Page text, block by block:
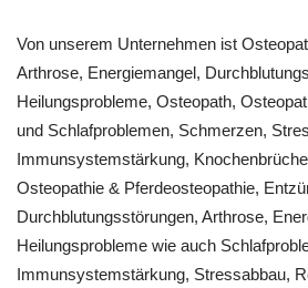
Von unserem Unternehmen ist
Arthrose, Energiemangel,
Heilungsprobleme, Osteopath,
und Schlafproblemen, Schmerzen,
Immunsystemstärkung,
Osteopathie & Pferdeosteopathie,
Durchblutungsstörungen, Arthrose,
Heilungsprobleme wie auch
Immunsystemstärkung, Stressabbau,